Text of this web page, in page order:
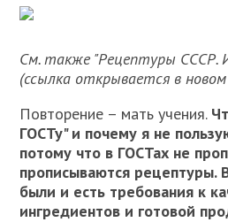
См. также "Рецептуры СССР.
(ссылка открывается в новом
Повторение – мать учения.
ГОСТу" и почему я не
потому что в ГОСТах не
прописываются рецептуры.
были и есть требования к
ингредиентов и готовой